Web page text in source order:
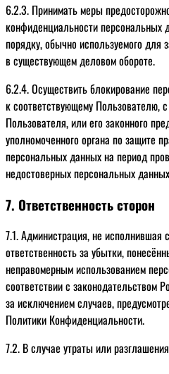
6.2.3. Принимать меры
конфиденциальности персональных
порядку, обычно используемого
в существующем деловом обороте.
6.2.4. Осуществить блокирование
к соответствующему Пользователю,
Пользователя, или его законного
уполномоченного органа по защите
персональных данных на период
недостоверных персональных
7. Ответственность сторон
7.1. Администрация, не исполнившая
ответственность за убытки,
неправомерным использованием
соответствии с законодательством
за исключением случаев,
Политики Конфиденциальности.
7.2. В случае утраты или